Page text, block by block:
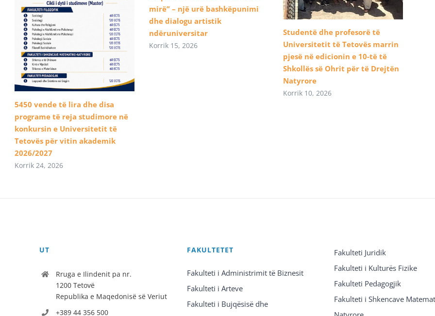
5450 vende të lira dhe disa
programe të reja studimore në
konkursin e Universitetit të
Tetovës për vitin akademik
2026/2027
Korrik 24, 2026
mirë” – një urë bashkëpunimi
dhe dialogu artistik
ndëruniversitar
Korrik 15, 2026
Studentë dhe profesorë të
Universitetit të Tetovës marrin
pjesë në edicionin e 10-të të
Shkollës së Ohrit për të Drejtën
Natyrore
Korrik 10, 2026
UT
Rruga e Ilindenit pa nr.
1200 Tetovë
Republika e Maqedonisë së Veriut
+389 44 356 500
FAKULTETET
Fakulteti i Administrimit të Biznesit
Fakulteti i Arteve
Fakulteti i Bujqësisë dhe
Fakulteti Juridik
Fakulteti i Kulturës Fizike
Fakulteti Pedagogjik
Fakulteti i Shkencave